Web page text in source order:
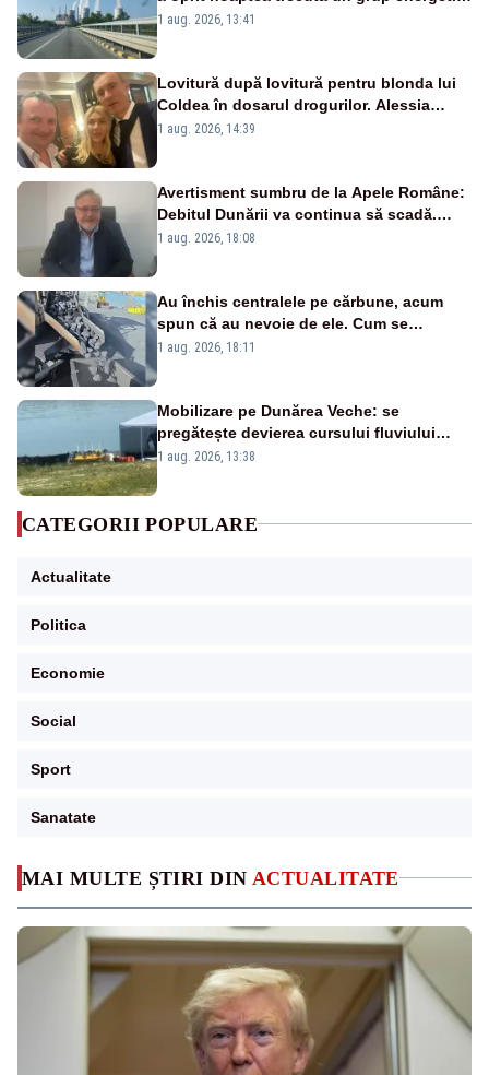
MAI MULTE ȘTIRI DIN ACTUALITATE
de la Rovinari
1 aug. 2026, 13:41
Lovitură după lovitură pentru blonda lui
Coldea în dosarul drogurilor. Alessia
Păcuraru explică decizia magistraților
1 aug. 2026, 14:39
Avertisment sumbru de la Apele Române:
Debitul Dunării va continua să scadă.
Cernavodă s-ar putea închide în 4 zile
1 aug. 2026, 18:08
Au închis centralele pe cărbune, acum
spun că au nevoie de ele. Cum se
pasează vina în plină criză energetică
1 aug. 2026, 18:11
Mobilizare pe Dunărea Veche: se
pregătește devierea cursului fluviului
către Cernavodă – VIDEO
1 aug. 2026, 13:38
CATEGORII POPULARE
Actualitate
Politica
Economie
Social
Sport
Sanatate